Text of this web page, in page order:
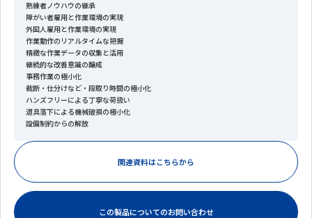
熟練者ノウハウの継承
障がい者雇用と作業環境の実現
外国人雇用と作業環境の実現
作業動作のリアルタイムな把握
精緻な作業データの収集と活用
継続的な改善意識の醸成
事務作業の極小化
裁断・仕分けなど・段取り時間の極小化
ハンズフリーによる丁寧な荷扱い
道具落下による機械破損の極小化
設備制約からの解放
関連資料はこちらから
この製品についてのお問い合わせ